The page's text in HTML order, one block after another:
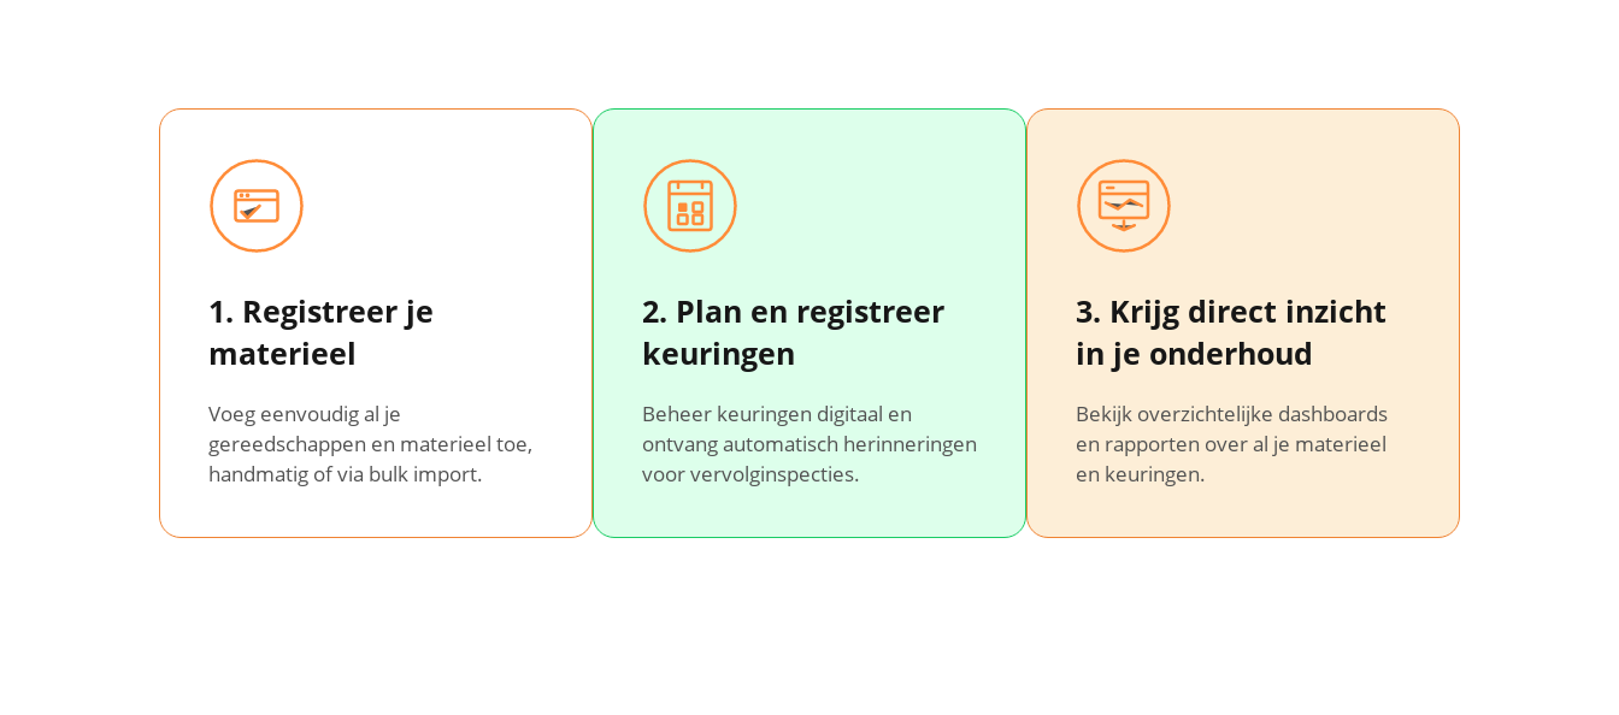
1. Registreer je
materieel
Voeg eenvoudig al je
gereedschappen en materieel toe,
handmatig of via bulk import.
2. Plan en registreer
keuringen
Beheer keuringen digitaal en
ontvang automatisch herinneringen
voor vervolginspecties.
3. Krijg direct inzicht
in je onderhoud
Bekijk overzichtelijke dashboards
en rapporten over al je materieel
en keuringen.